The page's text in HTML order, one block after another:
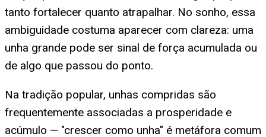
tanto fortalecer quanto atrapalhar. No sonho, essa
ambiguidade costuma aparecer com clareza: uma
unha grande pode ser sinal de força acumulada ou
de algo que passou do ponto.
Na tradição popular, unhas compridas são
frequentemente associadas a prosperidade e
acúmulo — "crescer como unha" é metáfora comum